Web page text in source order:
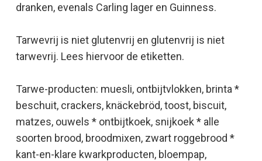
dranken, evenals Carling lager en Guinness.
Tarwevrij is niet glutenvrij en glutenvrij is niet
tarwevrij. Lees hiervoor de etiketten.
Tarwe-producten: muesli, ontbijtvlokken, brinta *
beschuit, crackers, knäckebröd, toost, biscuit,
matzes, ouwels * ontbijtkoek, snijkoek * alle
soorten brood, broodmixen, zwart roggebrood *
kant-en-klare kwarkproducten, bloempap,